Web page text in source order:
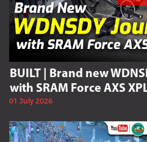
BUILT | Brand new
with SRAM Force AXS
01 July 2026